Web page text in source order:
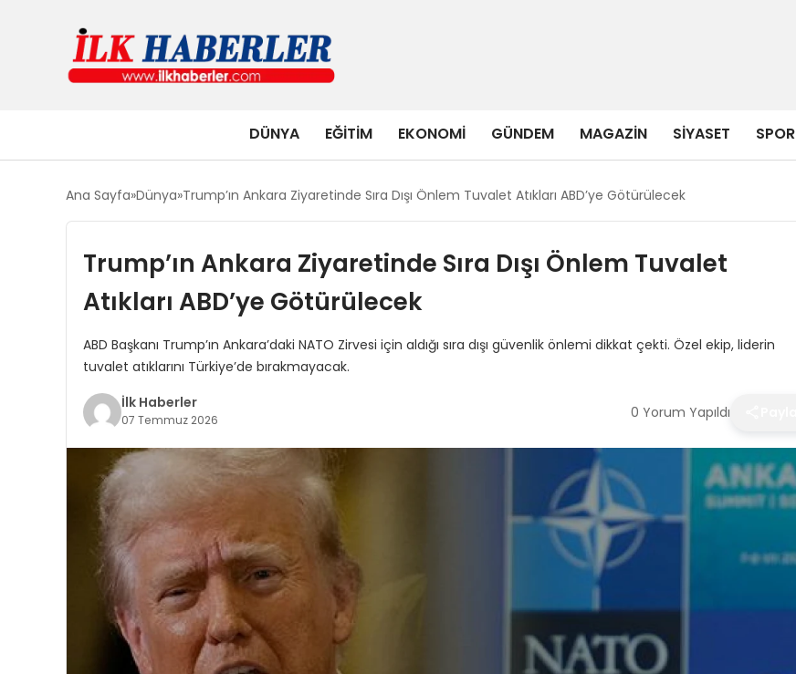
DÜNYA EĞITIM EKONOMI GÜNDEM MAGAZIN SIYASET SPOR
Ana Sayfa Dünya Trump’ın Ankara Ziyaretinde Sıra Dışı Önlem Tuvalet Atıkları ABD’ye Götürülecek
Trump’ın Ankara Ziyaretinde Sıra Dışı Önlem Tuvalet
Atıkları ABD’ye Götürülecek
ABD Başkanı Trump’ın Ankara’daki NATO Zirvesi için aldığı sıra dışı güvenlik önlemi dikkat çekti. Özel ekip, liderin
tuvalet atıklarını Türkiye’de bırakmayacak.
İlk Haberler
07 Temmuz 2026 0 Yorum Yapıldı